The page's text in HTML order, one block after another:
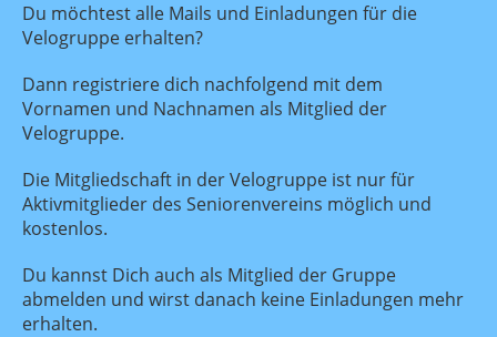
Du möchtest alle Mails und Einladungen für die
Velogruppe erhalten?
Dann registriere dich nachfolgend mit dem
Vornamen und Nachnamen als Mitglied der
Velogruppe.
Die Mitgliedschaft in der Velogruppe ist nur für
Aktivmitglieder des Seniorenvereins möglich und
kostenlos.
Du kannst Dich auch als Mitglied der Gruppe
abmelden und wirst danach keine Einladungen mehr
erhalten.